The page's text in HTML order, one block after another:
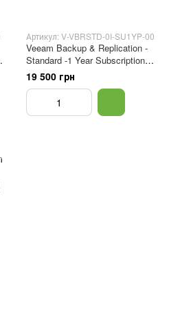
Артикул: V-VBRSTD-0I-SU1YP-00
Veeam Backup & Replication -
Standard -1 Year Subscription
Upfront Billing & Production
(24/7) Support (10 Instances)
(покупка)
19 500 грн